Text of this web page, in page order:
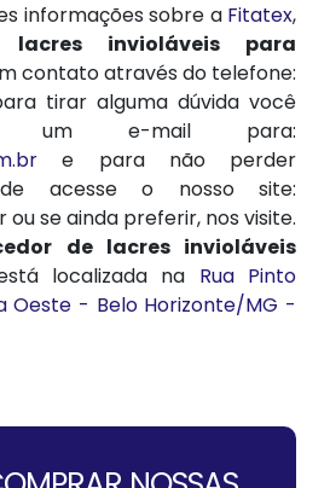
informações sobre a Fitatex,
lacres invioláveis para
contato através do telefone:
tirar alguma dúvida você
um e-mail para:
e para não perder
acesse o nosso site:
se ainda preferir, nos visite.
de lacres invioláveis
localizada na Rua Pinto
Oeste - Belo Horizonte/MG -